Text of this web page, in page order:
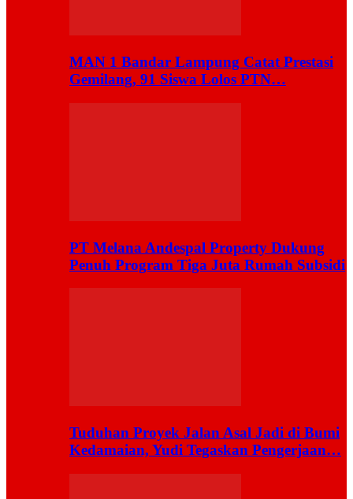
MAN 1 Bandar Lampung Catat Prestasi
Gemilang, 91 Siswa Lolos PTN…
PT Melana Andespal Property Dukung
Penuh Program Tiga Juta Rumah Subsidi
Tuduhan Proyek Jalan Asal Jadi di Bumi
Kedamaian, Yudi Tegaskan Pengerjaan…